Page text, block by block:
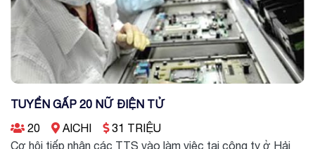
TUYỂN GẤP 20 NỮ ĐIỆN TỬ
20
AICHI
31 TRIỆU
Cơ hội tiếp nhận các TTS vào làm việc tại công ty ở Hải